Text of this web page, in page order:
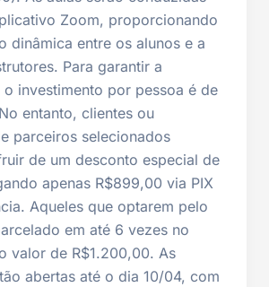
Zoom, proporcionando
dinâmica entre os alunos e a
Para garantir a
investimento por pessoa é de
entanto, clientes ou
parceiros selecionados
de um desconto especial de
apenas R$899,00 via PIX
Aqueles que optarem pelo
em até 6 vezes no
valor de R$1.200,00. As
abertas até o dia 10/04, com